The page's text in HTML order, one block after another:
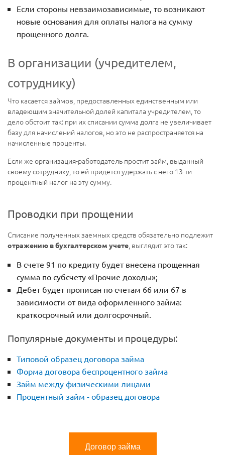
Если стороны невзаимозависимые, то возникают
новые основания для оплаты налога на сумму
прощенного долга.
В организации (учредителем,
сотруднику)
Что касается займов, предоставленных единственным или
владеющим значительной долей капитала учредителем, то
дело обстоит так: при их списании сумма долга не увеличивает
базу для начислений налогов, но это не распространяется на
начисленные проценты.
Если же организация-работодатель простит займ, выданный
своему сотруднику, то ей придется удержать с него 13-ти
процентный налог на эту сумму.
Проводки при прощении
Списание полученных заемных средств обязательно подлежит
отражению в бухгалтерском учете, выглядит это так:
В счете 91 по кредиту будет внесена прощенная
сумма по субсчету «Прочие доходы»;
Дебет будет прописан по счетам 66 или 67 в
зависимости от вида оформленного займа:
краткосрочный или долгосрочный.
Популярные документы и процедуры:
Типовой образец договора займа
Форма договора беспроцентного займа
Займ между физическими лицами
Процентный займ - образец договора
Договор займа